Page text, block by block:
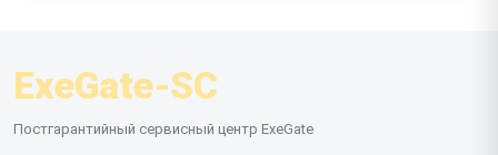
ExeGate-SC
Постгарантийный сервисный центр ExeGate